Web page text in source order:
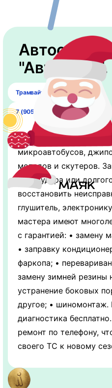
Автосервис
"Автореал".
​Трамвайный переулок, 51
7 (905) 249-60-81
Проводим ремонт
микроавтобусов,
мопедов и скутеров.
гидроудара или
восстановить
глушитель,
мастера имеют
с гарантией: • замену
• заправку
фаркопа; •
замену зимней резины
устранение боковых
другое; • шиномонтаж.
диагностика
ремонт по телефону,
своего ТС к новому